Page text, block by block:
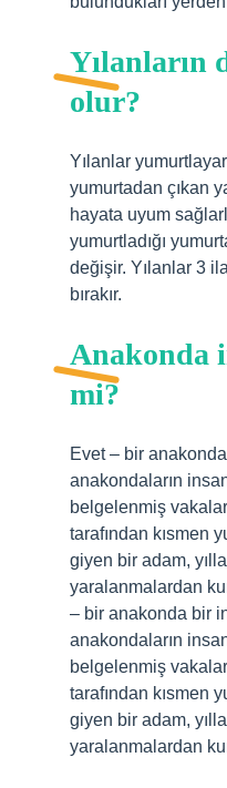
Yılanların
olur?
Yılanlar
yumurtadan çıkan
hayata uyum
yumurtladığı
değişir. Yılanlar 3
bırakır.
Anakonda
mi?
Evet – bir
anakondaların
belgelenmiş
tarafından kısmen
giyen bir adam,
yaralanmalardan
– bir anakonda bir
anakondaların
belgelenmiş
tarafından kısmen
giyen bir adam,
yaralanmalardan